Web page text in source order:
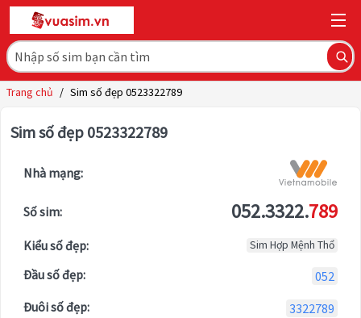
Trang chủ / Sim số đẹp 0523322789
Sim số đẹp 0523322789
Nhà mạng:
Số sim: 052.3322.789
Kiểu số đẹp: Sim Hợp Mệnh Thổ
Đầu số đẹp:
052
Đuôi số đẹp:
3322789